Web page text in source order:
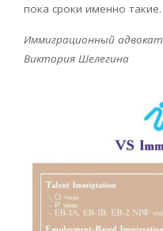
пока сроки именно такие.
Иммиграционный адвокат
Виктория Шелегина